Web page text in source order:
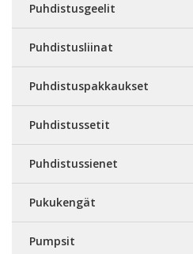
Puhdistusgeelit
Puhdistusliinat
Puhdistuspakkaukset
Puhdistussetit
Puhdistussienet
Pukukengät
Pumpsit